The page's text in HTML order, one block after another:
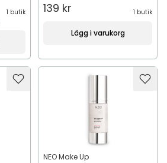
1 butik
139 kr 1 butik
Lägg i varukorg
NEO Make Up